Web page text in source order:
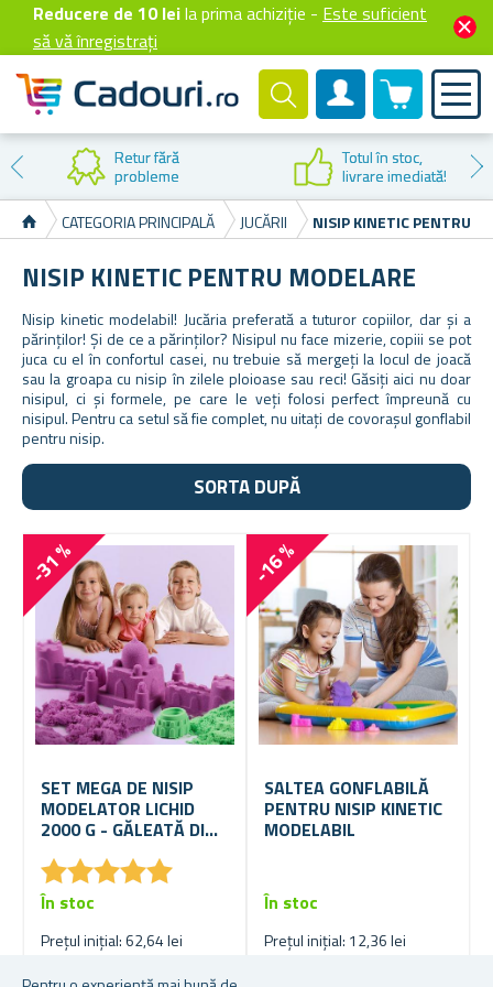
Reducere de 10 leila prima achiziție - Este suficient
să vă înregistrați
Cont client
0 produselor
Retur fără
probleme
Totul în stoc,
livrare imediată!
CATEGORIA PRINCIPALĂ
JUCĂRII NISIP KINETIC PENTRU
NISIP KINETIC PENTRU MODELARE
Nisip kinetic modelabil! Jucăria preferată a tuturor copiilor, dar și a
părinților! Și de ce a părinților? Nisipul nu face mizerie, copiii se pot
juca cu el în confortul casei, nu trebuie să mergeți la locul de joacă
sau la groapa cu nisip în zilele ploioase sau reci! Găsiți aici nu doar
nisipul, ci și formele, pe care le veți folosi perfect împreună cu
nisipul. Pentru ca setul să fie complet, nu uitați de covorașul gonflabil
pentru nisip.
SORTA DUPĂ
-31 %
SET MEGA DE NISIP
MODELATOR LICHID
2000 G - GĂLEATĂ DIN
★★★★★
★★★★★
Prețul inițial: 62,64 lei
În stoc
-16 %
SALTEA GONFLABILĂ
PENTRU NISIP KINETIC
MODELABIL
Prețul inițial: 12,36 lei
În stoc